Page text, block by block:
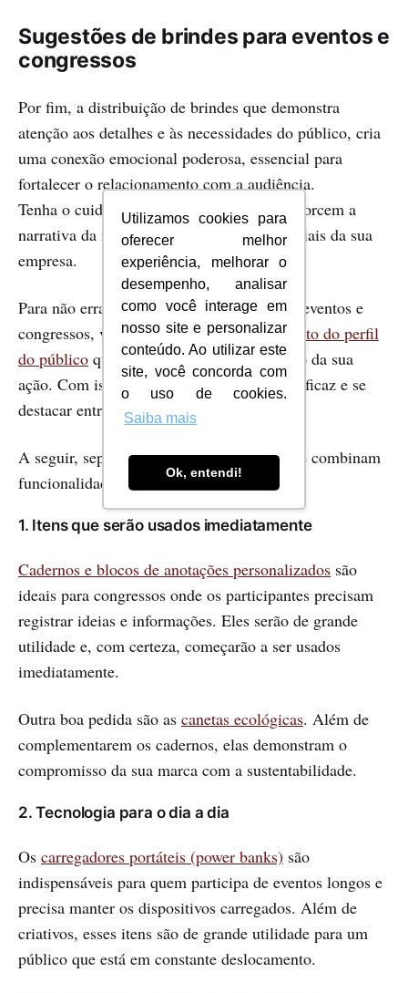
Utilizamos cookies para
oferecer melhor
experiência, melhorar o
desempenho, analisar
como você interage em
nosso site e personalizar
conteúdo. Ao utilizar este
site, você concorda com
o uso de cookies.
Saiba mais
Ok, entendi!
Sugestões de brindes para eventos e
congressos
Por fim, a distribuição de brindes que demonstra
atenção aos detalhes e às necessidades do público, cria
uma conexão emocional poderosa, essencial para
fortalecer o relacionamento com a audiência.
Tenha o cuidado de selecionar itens que reforcem a
narrativa da marca, enfatizando os diferenciais da sua
empresa.
Para não errar na escolha dos brindes para eventos e
congressos, você deve partir doentendimento do perfil
do público que estará no local e do objetivo da sua
ação. Com isso, você conseguirá ser mais eficaz e se
destacar entre as demais empresas.
A seguir, separamos algumas sugestões que combinam
funcionalidade, apelo visual e impacto:
1. Itens que serão usados imediatamente
Cadernos e blocos de anotações personalizados são
ideais para congressos onde os participantes precisam
registrar ideias e informações. Eles serão de grande
utilidade e, com certeza, começarão a ser usados
imediatamente.
Outra boa pedida são as canetas ecológicas. Além de
complementarem os cadernos, elas demonstram o
compromisso da sua marca com a sustentabilidade.
2. Tecnologia para o dia a dia
Os carregadores portáteis (power banks) são
indispensáveis para quem participa de eventos longos e
precisa manter os dispositivos carregados. Além de
criativos, esses itens são de grande utilidade para um
público que está em constante deslocamento.